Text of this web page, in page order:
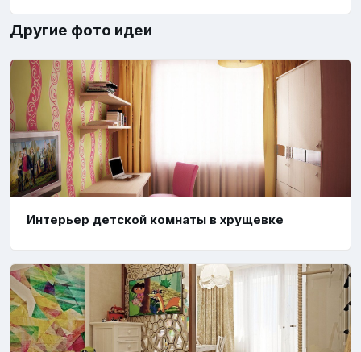
Другие фото идеи
Интерьер детской комнаты в хрущевке